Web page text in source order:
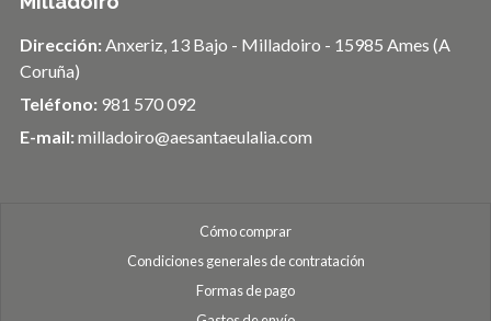
Dirección: Anxeriz, 13 Bajo - Milladoiro - 15985 Ames (A
Coruña)
Teléfono: 981 570 092
E-mail:milladoiro@aesantaeulalia.com
Cómo comprar
Condiciones generales de contratación
Formas de pago